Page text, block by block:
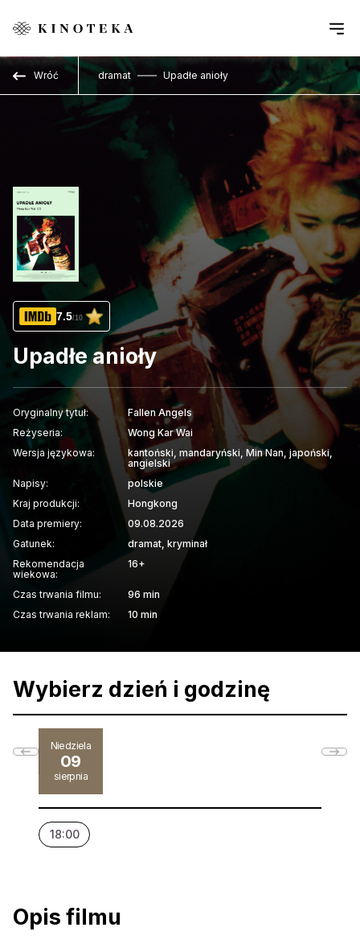
Wróć dramat Upadłe anioły
7.5/10
Upadłe anioły
Oryginalny tytuł:
Fallen Angels
Reżyseria:
Wong Kar Wai
Wersja językowa:
kantoński, mandaryński, Min Nan, japoński,
angielski
Napisy:
polskie
Kraj produkcji:
Hongkong
Data premiery:
09.08.2026
Gatunek:
dramat, kryminał
Rekomendacja
wiekowa:
16+
Czas trwania filmu:
96 min
Czas trwania reklam:
10 min
Wybierz dzień i godzinę
Niedziela
09
sierpnia
18:00
Opis filmu